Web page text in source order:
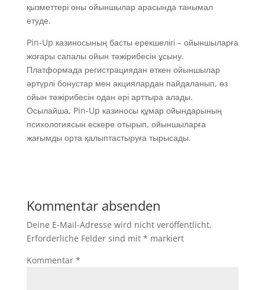
қызметтері оны ойыншылар арасында танымал
етуде.
Pin-Up казиносының басты ерекшелігі – ойыншыларға
жоғары сапалы ойын тәжірибесін ұсыну.
Платформада регистрациядан өткен ойыншылар
әртүрлі бонустар мен акциялардан пайдаланып, өз
ойын тәжірибесін одан әрі арттыра алады.
Осылайша, Pin-Up казиносы құмар ойындарының
психологиясын ескере отырып, ойыншыларға
жағымды орта қалыптастыруға тырысады.
Kommentar absenden
Deine E-Mail-Adresse wird nicht veröffentlicht.
Erforderliche Felder sind mit * markiert
Kommentar *